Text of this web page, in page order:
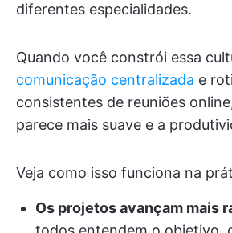
diferentes especialidades.
Quando você constrói essa
comunicação centralizada e
consistentes de reuniões
parece mais suave e a
Veja como isso funciona na
Os projetos avançam mais